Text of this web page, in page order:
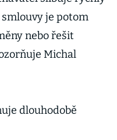
smlouvy je potom
nebo řešit
Michal
dlouhodobě